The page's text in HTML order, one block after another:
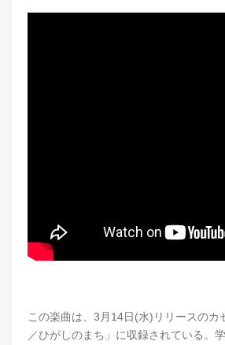
この楽曲は、3月14日(水)リリースのカ
／ひがしのまち」に収録されている。